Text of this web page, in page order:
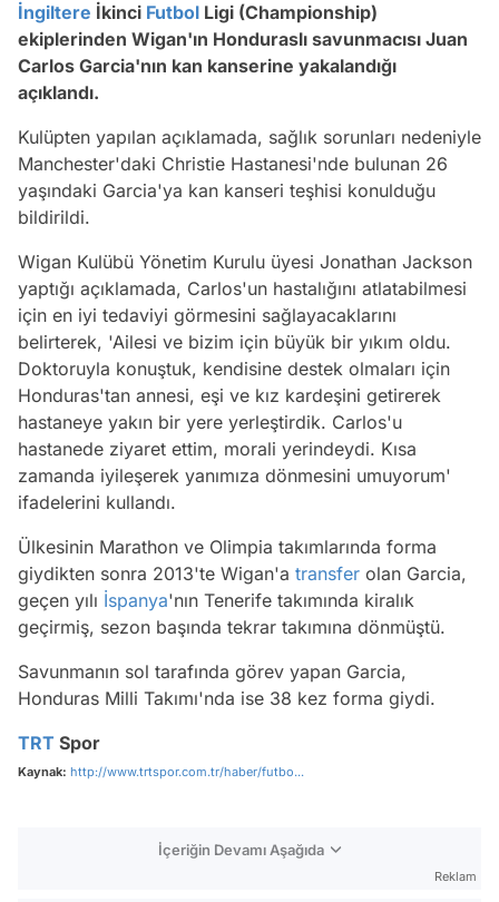
İngiltere İkinci Futbol Ligi (Championship)
ekiplerinden Wigan'ın Honduraslı savunmacısı Juan
Carlos Garcia'nın kan kanserine yakalandığı
açıklandı.
Kulüpten yapılan açıklamada, sağlık sorunları nedeniyle
Manchester'daki Christie Hastanesi'nde bulunan 26
yaşındaki Garcia'ya kan kanseri teşhisi konulduğu
bildirildi.
Wigan Kulübü Yönetim Kurulu üyesi Jonathan Jackson
yaptığı açıklamada, Carlos'un hastalığını atlatabilmesi
için en iyi tedaviyi görmesini sağlayacaklarını
belirterek, 'Ailesi ve bizim için büyük bir yıkım oldu.
Doktoruyla konuştuk, kendisine destek olmaları için
Honduras'tan annesi, eşi ve kız kardeşini getirerek
hastaneye yakın bir yere yerleştirdik. Carlos'u
hastanede ziyaret ettim, morali yerindeydi. Kısa
zamanda iyileşerek yanımıza dönmesini umuyorum'
ifadelerini kullandı.
Ülkesinin Marathon ve Olimpia takımlarında forma
giydikten sonra 2013'te Wigan'a transfer olan Garcia,
geçen yılı İspanya'nın Tenerife takımında kiralık
geçirmiş, sezon başında tekrar takımına dönmüştü.
Savunmanın sol tarafında görev yapan Garcia,
Honduras Milli Takımı'nda ise 38 kez forma giydi.
TRT Spor
Kaynak: http://www.trtspor.com.tr/haber/futbo...
İçeriğin Devamı Aşağıda
Reklam